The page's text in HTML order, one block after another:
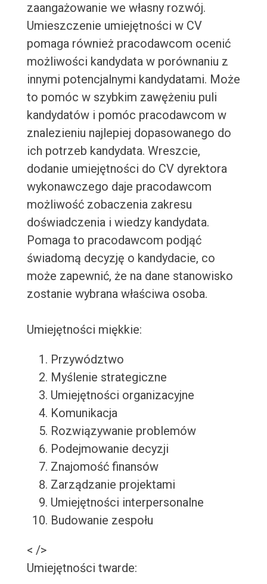
zaangażowanie we własny rozwój.
Umieszczenie umiejętności w CV
pomaga również pracodawcom ocenić
możliwości kandydata w porównaniu z
innymi potencjalnymi kandydatami. Może
to pomóc w szybkim zawężeniu puli
kandydatów i pomóc pracodawcom w
znalezieniu najlepiej dopasowanego do
ich potrzeb kandydata. Wreszcie,
dodanie umiejętności do CV dyrektora
wykonawczego daje pracodawcom
możliwość zobaczenia zakresu
doświadczenia i wiedzy kandydata.
Pomaga to pracodawcom podjąć
świadomą decyzję o kandydacie, co
może zapewnić, że na dane stanowisko
zostanie wybrana właściwa osoba.
Umiejętności miękkie:
Przywództwo
Myślenie strategiczne
Umiejętności organizacyjne
Komunikacja
Rozwiązywanie problemów
Podejmowanie decyzji
Znajomość finansów
Zarządzanie projektami
Umiejętności interpersonalne
Budowanie zespołu
< />
Umiejętności twarde: